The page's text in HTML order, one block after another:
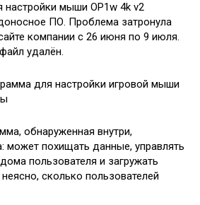
мыши OP1w 4k v2
ПО. Проблема затронула
компании с 26 июня по 9 июля.
удалён.
обнаруженная внутри,
может похищать данные, управлять
пользователя и загружать
сколько пользователей